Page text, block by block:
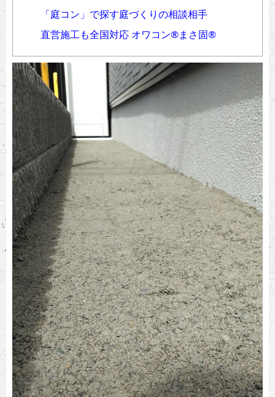
「庭コン」で探す庭づくりの相談相手
直営施工も全国対応 オワコン®︎まさ固®︎